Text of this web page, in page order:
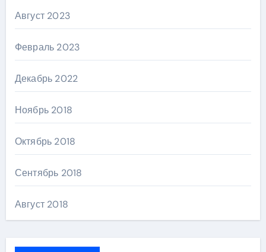
Август 2023
Февраль 2023
Декабрь 2022
Ноябрь 2018
Октябрь 2018
Сентябрь 2018
Август 2018